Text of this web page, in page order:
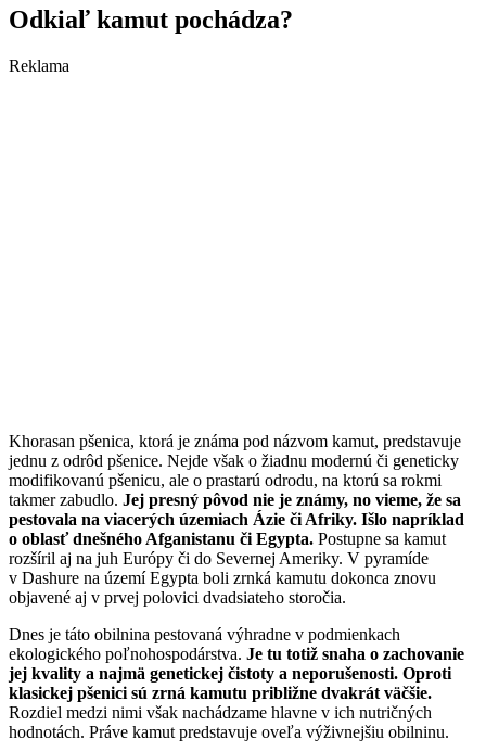
Odkiaľ kamut pochádza?
Reklama
Khorasan pšenica, ktorá je známa pod názvom kamut, predstavuje
jednu z odrôd pšenice. Nejde však o žiadnu modernú či geneticky
modifikovanú pšenicu, ale o prastarú odrodu, na ktorú sa rokmi
takmer zabudlo. Jej presný pôvod nie je známy, no vieme, že sa
pestovala na viacerých územiach Ázie či Afriky. Išlo napríklad
o oblasť dnešného Afganistanu či Egypta. Postupne sa kamut
rozšíril aj na juh Európy či do Severnej Ameriky. V pyramíde
v Dashure na území Egypta boli zrnká kamutu dokonca znovu
objavené aj v prvej polovici dvadsiateho storočia.
Dnes je táto obilnina pestovaná výhradne v podmienkach
ekologického poľnohospodárstva. Je tu totiž snaha o zachovanie
jej kvality a najmä genetickej čistoty a neporušenosti. Oproti
klasickej pšenici sú zrná kamutu približne dvakrát väčšie.
Rozdiel medzi nimi však nachádzame hlavne v ich nutričných
hodnotách. Práve kamut predstavuje oveľa výživnejšiu obilninu.